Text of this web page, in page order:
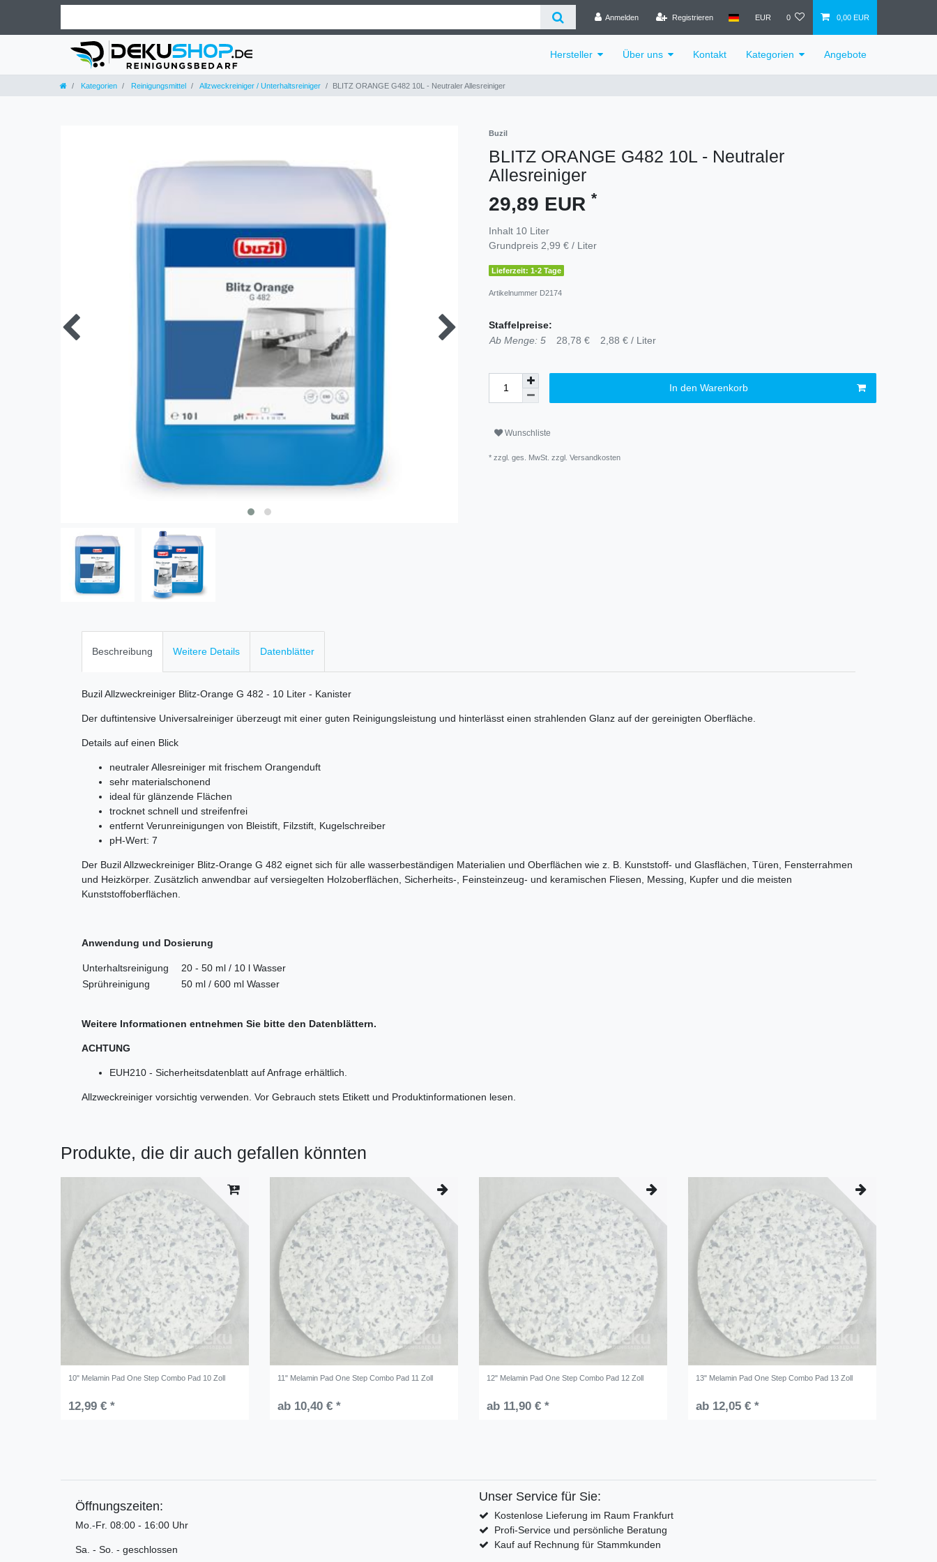
Anmelden Registrieren EUR 0 0,00 EUR
Hersteller Über uns Kontakt Kategorien Angebote
Kategorien Reinigungsmittel Allzweckreiniger / Unterhaltsreiniger BLITZ ORANGE G482 10L - Neutraler Allesreiniger
Buzil
BLITZ ORANGE G482 10L - Neutraler
Allesreiniger
29,89 EUR *
Inhalt 10 Liter
Grundpreis 2,99 € / Liter
Lieferzeit: 1-2 Tage
Artikelnummer D2174
Staffelpreise:
Ab Menge: 5
28,78 € 2,88 € / Liter
In den Warenkorb
Wunschliste
* zzgl. ges. MwSt. zzgl. Versandkosten
Beschreibung Weitere Details Datenblätter
Buzil Allzweckreiniger Blitz-Orange G 482 - 10 Liter - Kanister
Der duftintensive Universalreiniger überzeugt mit einer guten Reinigungsleistung und hinterlässt einen strahlenden Glanz auf der gereinigten Oberfläche.
Details auf einen Blick
neutraler Allesreiniger mit frischem Orangenduft
sehr materialschonend
ideal für glänzende Flächen
trocknet schnell und streifenfrei
entfernt Verunreinigungen von Bleistift, Filzstift, Kugelschreiber
pH-Wert: 7
Der Buzil Allzweckreiniger Blitz-Orange G 482 eignet sich für alle wasserbeständigen Materialien und Oberflächen wie z. B. Kunststoff- und Glasflächen, Türen, Fensterrahmen
und Heizkörper. Zusätzlich anwendbar auf versiegelten Holzoberflächen, Sicherheits-, Feinsteinzeug- und keramischen Fliesen, Messing, Kupfer und die meisten
Kunststoffoberflächen.
Anwendung und Dosierung
Unterhaltsreinigung
20 - 50 ml / 10 l Wasser
Sprühreinigung
50 ml / 600 ml Wasser
Weitere Informationen entnehmen Sie bitte den Datenblättern.
ACHTUNG
EUH210 - Sicherheitsdatenblatt auf Anfrage erhältlich.
Allzweckreiniger vorsichtig verwenden. Vor Gebrauch stets Etikett und Produktinformationen lesen.
Produkte, die dir auch gefallen könnten
10" Melamin Pad One Step Combo Pad 10 Zoll
12,99 € *
11" Melamin Pad One Step Combo Pad 11 Zoll
ab 10,40 € *
12" Melamin Pad One Step Combo Pad 12 Zoll
ab 11,90 € *
13" Melamin Pad One Step Combo Pad 13 Zoll
ab 12,05 € *
Öffnungszeiten:
Mo.-Fr. 08:00 - 16:00 Uhr
Sa. - So. - geschlossen
Unser Service für Sie:
Kostenlose Lieferung im Raum Frankfurt
Profi-Service und persönliche Beratung
Kauf auf Rechnung für Stammkunden